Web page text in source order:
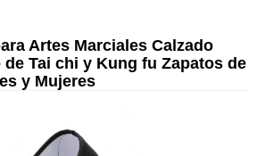
Artes Marciales Calzado
Tai chi y Kung fu Zapatos de
y Mujeres